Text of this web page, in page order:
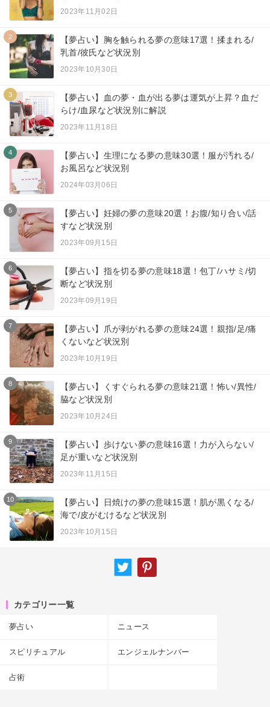
2023年11月02日
2
【夢占い】胸を触られる夢の意味17選！揉まれる/
乳首/彼氏など状況別
2023年10月30日
3
【夢占い】血の夢・血が出る夢は運気が上昇？血だ
らけ/血尿など状況別に解説
2023年11月18日
4
【夢占い】生理になる夢の意味30選！服が汚れる/
お風呂など状況別
2024年03月06日
5
【夢占い】妊婦の夢の意味20選！お腹/知り合い/話
すなど状況別
2023年09月15日
6
【夢占い】指を切る夢の意味18選！包丁/ハサミ/切
断など状況別
2023年09月19日
7
【夢占い】爪が剥がれる夢の意味24選！親指/足/痛
くないなど状況別
2023年10月19日
8
【夢占い】くすぐられる夢の意味21選！怖い/異性/
脇など状況別
2023年10月24日
9
【夢占い】歩けない夢の意味16選！力が入らない/
足が重いなど状況別
2023年11月15日
10
【夢占い】日焼けの夢の意味15選！肌が黒くなる/
海で/皮がむけるなど状況別
2023年10月15日
カテゴリー一覧
夢占い ニュース
スピリチュアル エンジェルナンバー
占術